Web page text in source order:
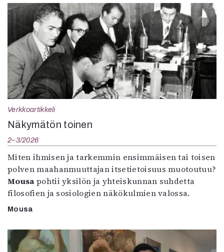
Verkkoartikkeli
Näkymätön toinen
2–3/2026
Miten ihmisen ja tarkemmin ensimmäisen tai toisen
polven maahanmuuttajan itsetietoisuus muotoutuu?
Mousa pohtii yksilön ja yhteiskunnan suhdetta
filosofien ja sosiologien näkökulmien valossa.
Mousa